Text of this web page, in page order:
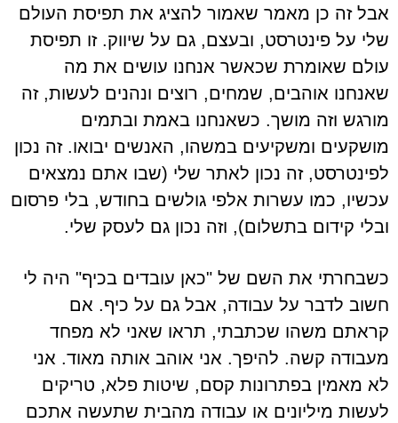
אבל זה כן מאמר שאמור להציג את תפיסת העולם
שלי על פינטרסט, ובעצם, גם על שיווק. זו תפיסת
עולם שאומרת שכאשר אנחנו עושים את מה
שאנחנו אוהבים, שמחים, רוצים ונהנים לעשות, זה
מורגש וזה מושך. כשאנחנו באמת ובתמים
מושקעים ומשקיעים במשהו, האנשים יבואו. זה נכון
לפינטרסט, זה נכון לאתר שלי (שבו אתם נמצאים
עכשיו, כמו עשרות אלפי גולשים בחודש, בלי פרסום
ובלי קידום בתשלום), וזה נכון גם לעסק שלי.
כשבחרתי את השם של "כאן עובדים בכיף" היה לי
חשוב לדבר על עבודה, אבל גם על כיף. אם
קראתם משהו שכתבתי, תראו שאני לא מפחד
מעבודה קשה. להיפך. אני אוהב אותה מאוד. אני
לא מאמין בפתרונות קסם, שיטות פלא, טריקים
לעשות מיליונים או עבודה מהבית שתעשה אתכם